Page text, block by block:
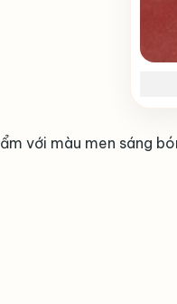
với màu men sáng